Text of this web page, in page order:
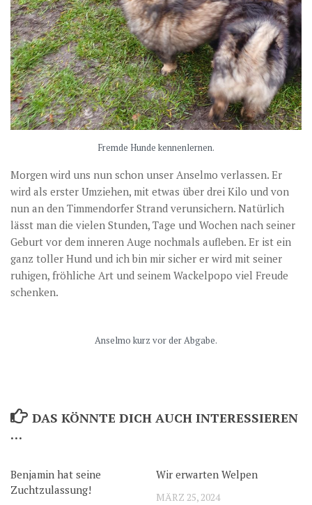
Fremde Hunde kennenlernen.
Morgen wird uns nun schon unser Anselmo verlassen. Er
wird als erster Umziehen, mit etwas über drei Kilo und von
nun an den Timmendorfer Strand verunsichern. Natürlich
lässt man die vielen Stunden, Tage und Wochen nach seiner
Geburt vor dem inneren Auge nochmals aufleben. Er ist ein
ganz toller Hund und ich bin mir sicher er wird mit seiner
ruhigen, fröhliche Art und seinem Wackelpopo viel Freude
schenken.
Anselmo kurz vor der Abgabe.
DAS KÖNNTE DICH AUCH INTERESSIEREN
…
Benjamin hat seine
Zuchtzulassung!
Wir erwarten Welpen
MÄRZ 25, 2024